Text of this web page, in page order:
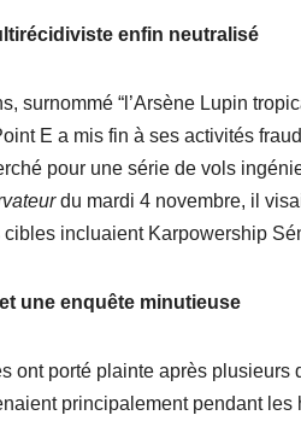
enfin neutralisé
surnommé “l’Arsène Lupin
E a mis fin à ses activités
pour une série de vols
du mardi 4 novembre, il
cibles incluaient Karpowership
une enquête minutieuse
ont porté plainte après plusieurs
principalement pendant les